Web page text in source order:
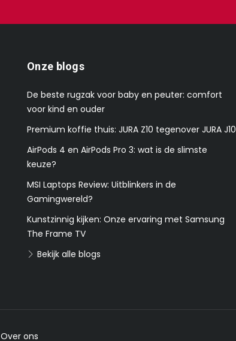
Onze blogs
De beste rugzak voor baby en peuter: comfort
voor kind en ouder
Premium koffie thuis: JURA Z10 tegenover JURA J10
AirPods 4 en AirPods Pro 3: wat is de slimste
keuze?
MSI Laptops Review: Uitblinkers in de
Gamingwereld?
Kunstzinnig kijken: Onze ervaring met Samsung
The Frame TV
Bekijk alle blogs
Over ons